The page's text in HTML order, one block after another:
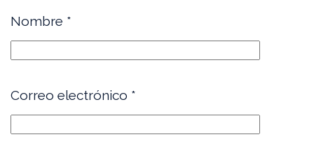
Nombre *
Correo electrónico *